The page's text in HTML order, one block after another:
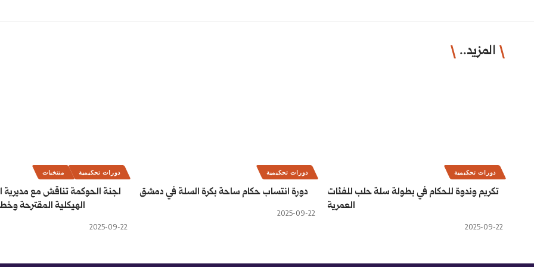
المزيد..
دورات تحكيمية
تكريم وندوة للحكام في بطولة سلة حلب للفئات
العمرية
2025-09-22
دورات تحكيمية
دورة انتساب حكام ساحة بكرة السلة في دمشق
2025-09-22
دورات تحكيمية منتخبات
لجنة الحوكمة تناقش مع مديرية
الهيكلية المقترحة
2025-09-22